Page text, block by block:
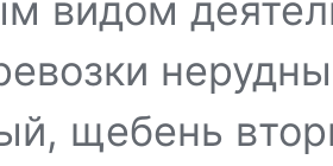
видом
щебень